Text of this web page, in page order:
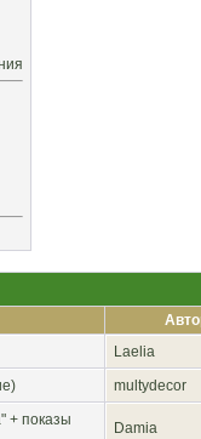
Laelia
multydecor
+ показы
Damia